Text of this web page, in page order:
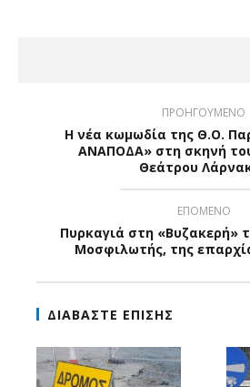
ΠΡΟΗΓΟΥΜΕΝΟ
Η νέα κωμωδία της Θ.Ο.
ΑΝΑΠΟΔΑ» στη σκηνή
Θεάτρου
ΕΠΟΜΕΝΟ
Πυρκαγιά στη «Βυζακερή»
Μοσφιλωτής, της
ΔΙΑΒΑΣΤΕ ΕΠΙΣΗΣ